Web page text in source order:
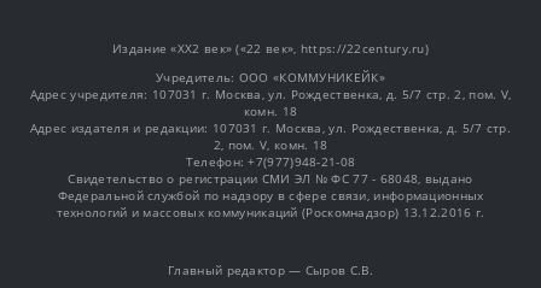
Издание «XX2 век» («22 век», https://22century.ru)
Учредитель: OOO «КОММУНИКЕЙК»
Адрес учредителя: 107031 г. Москва, ул. Рождественка, д. 5/7 стр. 2, пом. V,
комн. 18
Адрес издателя и редакции: 107031 г. Москва, ул. Рождественка, д. 5/7 стр.
2, пом. V, комн. 18
Телефон: +7(977)948-21-08
Свидетельство о регистрации СМИ ЭЛ № ФС 77 - 68048, выдано
Федеральной службой по надзору в сфере связи, информационных
технологий и массовых коммуникаций (Роскомнадзор) 13.12.2016 г.
Главный редактор — Сыров С.В.